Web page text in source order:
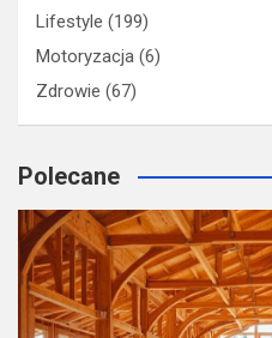
Lifestyle (199)
Motoryzacja (6)
Zdrowie (67)
Polecane